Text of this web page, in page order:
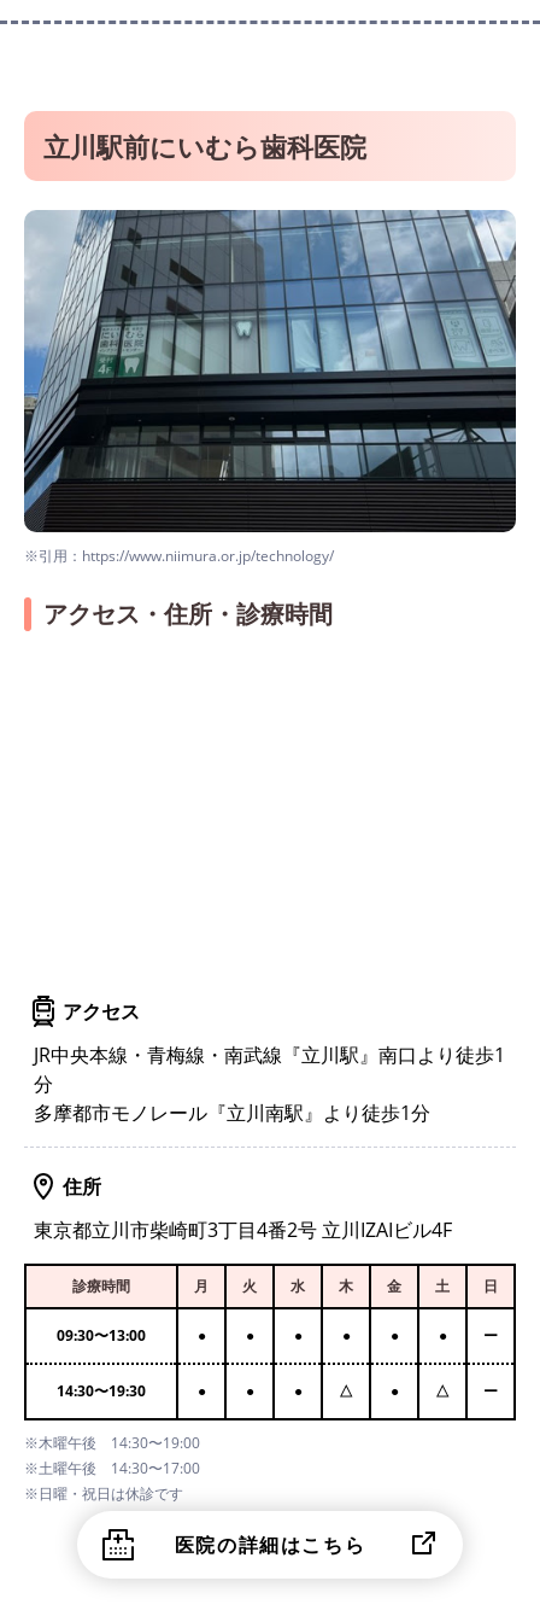
立川駅前にいむら歯科医院
※引用：https://www.niimura.or.jp/technology/
アクセス・住所・診療時間
アクセス
JR中央本線・青梅線・南武線『立川駅』南口より徒歩1
分
多摩都市モノレール『立川南駅』より徒歩1分
住所
東京都立川市柴崎町3丁目4番2号 立川IZAIビル4F
診療時間 月 火 水 木 金 土 日
09:30〜13:00 ● ● ● ● ● ● ー
14:30〜19:30 ● ● ● △ ● △ ー
※木曜午後 14:30〜19:00
※土曜午後 14:30〜17:00
※日曜・祝日は休診です
医院の詳細はこちら